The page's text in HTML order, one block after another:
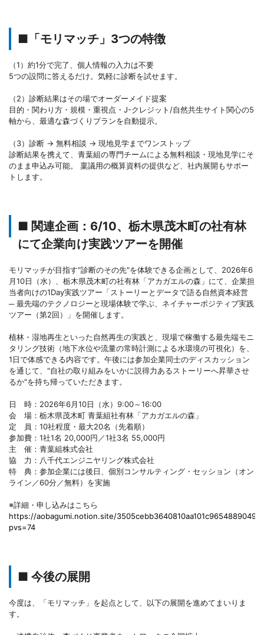
■「モリマッチ」3つの特徴
（1）約1分で完了、個人情報の入力は不要
5つの設問に答えるだけ。気軽に診断を試せます。
（2）診断結果はその場でオーダーメイド提案
目的・関わり方・規模・重視点・J-クレジット/自然共生サイト関心の5
軸から、最適な森づくりプランを自動提示。
（3）診断 → 無料相談 → 現地見学までワンストップ
診断結果を携えて、青葉組の専門チームによる無料相談・現地見学にそ
のまま申込み可能。 稟議用の概算資料の提供など、社内展開もサポー
トします。
■ 関連企画：6/10、栃木県茂木町の社有林
にて企業向け実践ツアーを開催
モリマッチが目指す"診断のその先"を体験できる企画として、2026年6
月10日（水）、栃木県茂木町の社有林「アカガエルの森」にて、企業担
当者向けの1Day実践ツアー「ストーリーとデータで語る自然資本経営
─ 最先端のテクノロジーと現場体験で学ぶ、ネイチャーポジティブ実践
ツアー（第2回）」を開催します。
植林・湿地再生といった自然再生の実践と、現場で稼働する最先端モニ
タリング技術（地下水位や流量の常時計測による水環境の可視化）を、
1日で体感できる内容です。午後には参加企業同士のディスカッション
を通じて、"自社の取り組みをいかに説得力あるストーリーへ昇華させ
るか"を持ち帰っていただきます。
日 時：2026年6月10日（水）9:00～16:00
会 場：栃木県茂木町 青葉組社有林「アカガエルの森」
定 員：10社程度・最大20名（先着順）
参加費：1社1名 20,000円／1社3名 55,000円
主 催：青葉組株式会社
協 力：八千代エンジニヤリング株式会社
特 典：参加企業には後日、個別コンサルティング・セッション（オン
ライン／60分／無料）を実施
※詳細・申し込みはこちら
https://aobagumi.notion.site/3505cebb3640810aa101c96548890491?
pvs=74
■ 今後の展開
今度は、「モリマッチ」を起点として、以下の展開を進めてまいりま
す。